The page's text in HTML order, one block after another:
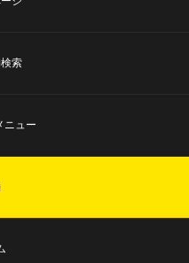
索
ニュー